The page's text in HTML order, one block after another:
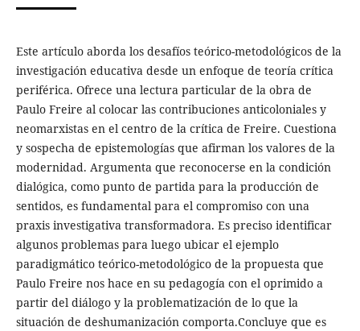
Este artículo aborda los desafíos teórico-metodológicos de la
investigación educativa desde un enfoque de teoría crítica
periférica. Ofrece una lectura particular de la obra de
Paulo Freire al colocar las contribuciones anticoloniales y
neomarxistas en el centro de la crítica de Freire. Cuestiona
y sospecha de epistemologías que afirman los valores de la
modernidad. Argumenta que reconocerse en la condición
dialógica, como punto de partida para la producción de
sentidos, es fundamental para el compromiso con una
praxis investigativa transformadora. Es preciso identificar
algunos problemas para luego ubicar el ejemplo
paradigmático teórico-metodológico de la propuesta que
Paulo Freire nos hace en su pedagogía con el oprimido a
partir del diálogo y la problematización de lo que la
situación de deshumanización comporta.Concluye que es